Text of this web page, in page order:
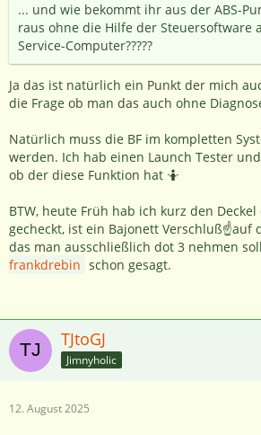
... und wie bekommt ihr aus der ABS-
raus ohne die Hilfe der Steuersoftware
Service-Computer?????
Ja das ist natürlich ein Punkt der mich
die Frage ob man das auch ohne
Natürlich muss die BF im kompletten
werden. Ich hab einen Launch Tester
ob der diese Funktion hat 🤷
BTW, heute Früh hab ich kurz den
gecheckt, ist ein Bajonett Verschluß☝️auf
das man ausschließlich dot 3 nehmen
frankdrebin schon gesagt.
TJtoGJ
Jimnyholic
12. August 2025